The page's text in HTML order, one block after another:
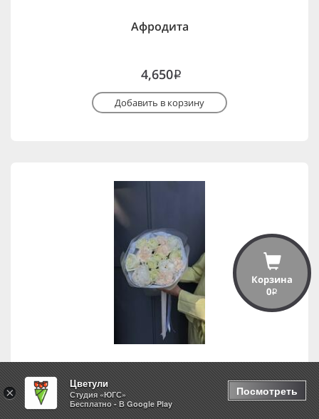
Афродита
4,650i
Добавить в корзину
Свидание
Корзина
0i
×
Цветули
Студия «ЮГС»
Бесплатно - В Google Play
Посмотреть